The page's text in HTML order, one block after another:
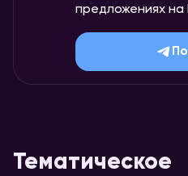
предложениях на
Тематическое